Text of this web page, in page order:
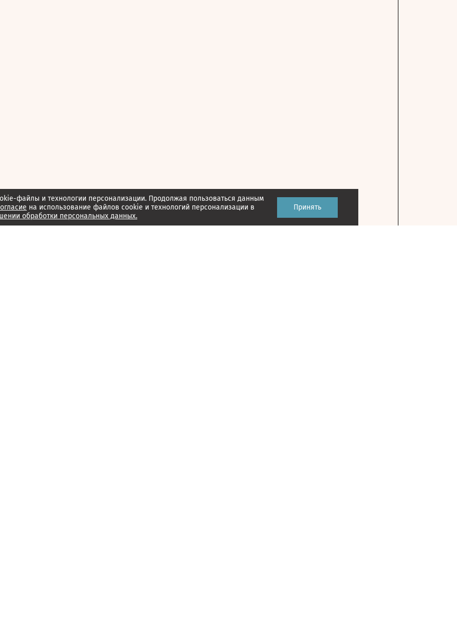
файлы и технологии персонализации. Продолжая пользоваться данным
на использование файлов cookie и технологий персонализации в
обработки персональных данных.
Принять